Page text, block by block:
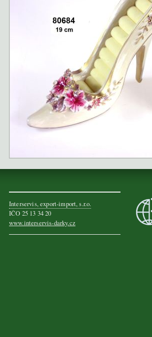
Interservis, export-import, s.r.o.
IČO 25 13 34 20
www.interservis-darky.cz